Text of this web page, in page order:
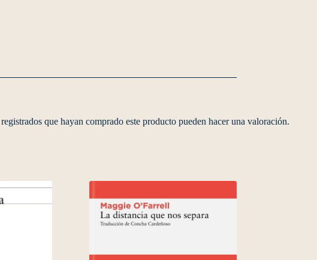
que hayan comprado este producto pueden hacer una valoración.